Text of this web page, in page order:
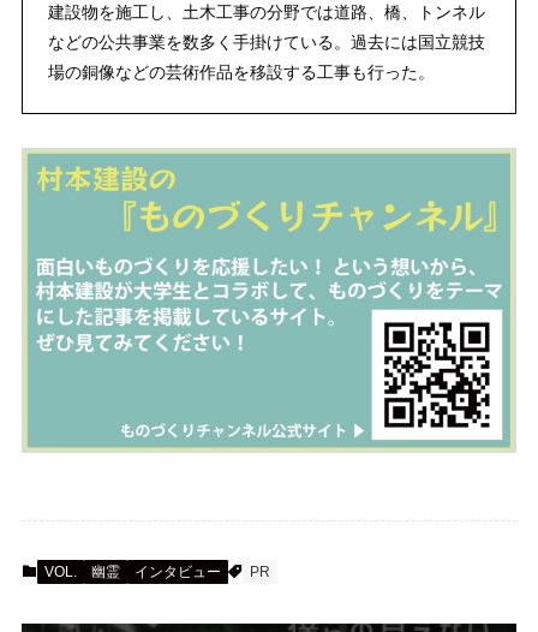
建設物を施工し、土木工事の分野では道路、橋、トンネル
などの公共事業を数多く手掛けている。過去には国立競技
場の銅像などの芸術作品を移設する工事も行った。
VOL. 幽霊 インタビュー PR